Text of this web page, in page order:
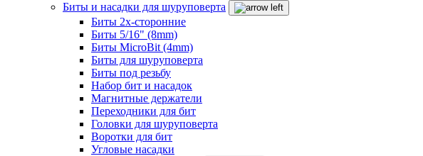
Биты и насадки для шуруповерта
Биты 2х-сторонние
Биты 5/16" (8mm)
Биты MicroBit (4mm)
Биты для шуруповерта
Биты под резьбу
Набор бит и насадок
Магнитные держатели
Переходники для бит
Головки для шуруповерта
Воротки для бит
Угловые насадки